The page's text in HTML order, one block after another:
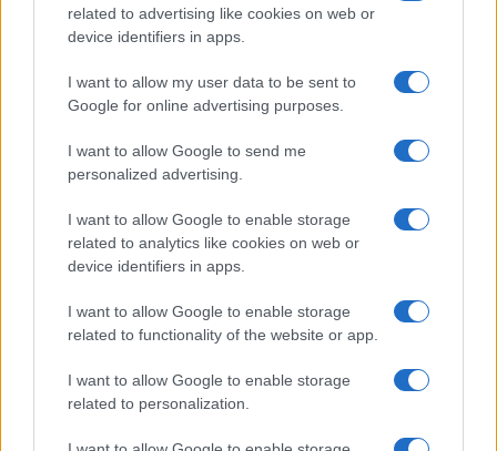
related to advertising like cookies on web or
device identifiers in apps.
I want to allow my user data to be sent to
Google for online advertising purposes.
I want to allow Google to send me
personalized advertising.
I want to allow Google to enable storage
related to analytics like cookies on web or
device identifiers in apps.
I want to allow Google to enable storage
related to functionality of the website or app.
I want to allow Google to enable storage
related to personalization.
Andrea Mura conquista Palau: grande
minori, Albieri: “Episodi gravissimi”
Gallura, finti clienti svuotano le suite: furto da
50mila nel resort
Meteo Olbia 7 agosto, sole e caldo tornano
protagonisti
Test tunnel Olbia: rampe chiuse ancora fino a
fine agosto